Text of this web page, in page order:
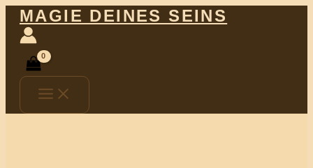
Zum
Inhalt
springen
MAGIE DEINES SEINS
Main
Menu
Erforderlich